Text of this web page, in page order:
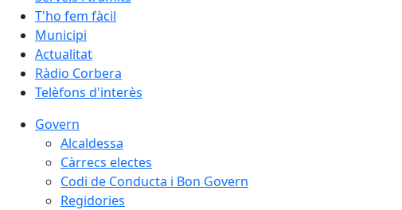
T'ho fem fàcil
Municipi
Actualitat
Ràdio Corbera
Telèfons d'interès
Govern
Alcaldessa
Càrrecs electes
Codi de Conducta i Bon Govern
Regidories